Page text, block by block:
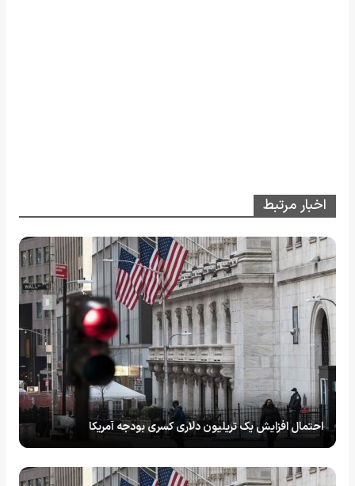
اخبار مرتبط
احتمال افزایش یک تریلیون دلاری کسری بودجه آمریکا